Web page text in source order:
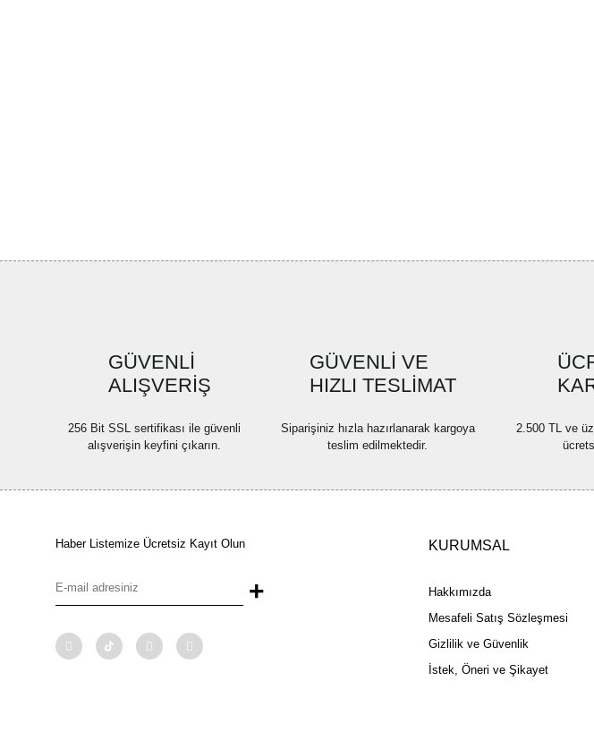
GÜVENLİ
ALIŞVERİŞ
256 Bit SSL sertifikası ile güvenli
alışverişin keyfini çıkarın.
GÜVENLİ VE
HIZLI TESLİMAT
Siparişiniz hızla hazırlanarak kargoya
teslim edilmektedir.
2.500 TL ve
Haber Listemize Ücretsiz Kayıt Olun
+
KURUMSAL
Hakkımızda
Mesafeli Satış Sözleşmesi
Gizlilik ve Güvenlik
İstek, Öneri ve Şikayet